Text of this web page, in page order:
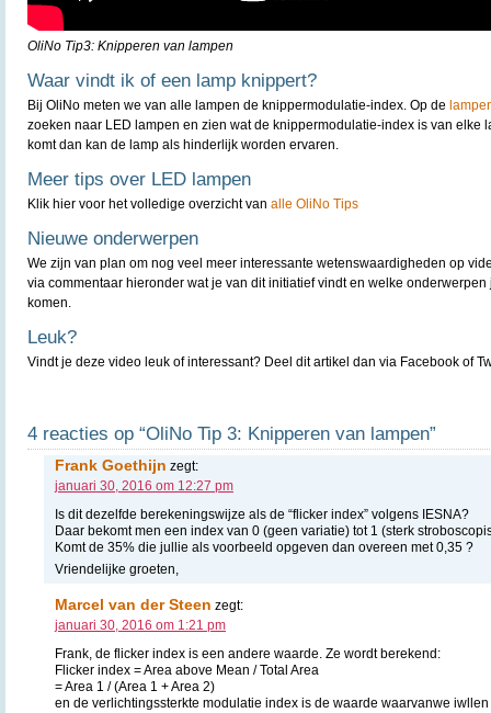
OliNo Tip3: Knipperen van lampen
Waar vindt ik of een lamp knippert?
Bij OliNo meten we van alle lampen de knippermodulatie-index. Op de
zoeken naar LED lampen en zien wat de knippermodulatie-index is van elke
komt dan kan de lamp als hinderlijk worden ervaren.
Meer tips over LED lampen
Klik hier voor het volledige overzicht van alle OliNo Tips
Nieuwe onderwerpen
We zijn van plan om nog veel meer interessante wetenswaardigheden op
via commentaar hieronder wat je van dit initiatief vindt en welke
komen.
Leuk?
Vindt je deze video leuk of interessant? Deel dit artikel dan via Facebook of
4 reacties op “OliNo Tip 3: Knipperen van lampen”
Frank Goethijn zegt:
januari 30, 2016 om 12:27 pm
Is dit dezelfde berekeningswijze als de “flicker index” volgens IESNA?
Daar bekomt men een index van 0 (geen variatie) tot 1 (sterk
Komt de 35% die jullie als voorbeeld opgeven dan overeen met 0,35 ?
Vriendelijke groeten,
Marcel van der Steen zegt:
januari 30, 2016 om 1:21 pm
Frank, de flicker index is een andere waarde. Ze wordt berekend:
Flicker index = Area above Mean / Total Area
= Area 1 / (Area 1 + Area 2)
en de verlichtingssterkte modulatie index is de waarde waarvanwe